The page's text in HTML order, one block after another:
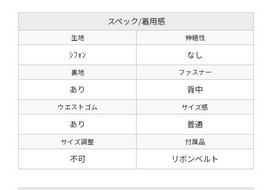
スペック/着用感
生地 伸縮性
ｼﾌｫﾝ なし
裏地 ファスナー
あり 背中
ウエストゴム サイズ感
あり 普通
サイズ調整 付属品
不可 リボンベルト